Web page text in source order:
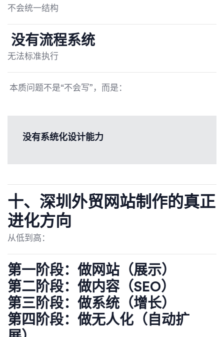
不会统一结构
没有流程系统
无法标准执行
本质问题不是“不会写”，而是：
没有系统化设计能力
十、深圳外贸网站制作的真正
进化方向
从低到高：
第一阶段：做网站（展示）
第二阶段：做内容（SEO）
第三阶段：做系统（增长）
第四阶段：做无人化（自动扩